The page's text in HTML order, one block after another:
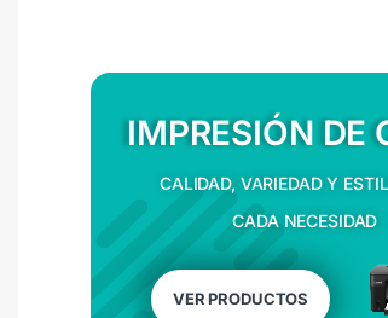
IMPRESIÓN DE
CALIDAD, VARIEDAD Y
CADA NECESIDAD
VER PRODUCTOS